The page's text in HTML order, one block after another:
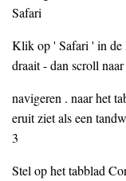
Safari
Klik op ' Safari ' in de
draait - dan scroll
navigeren . naar het
eruit ziet als een
3
Stel op het tabblad